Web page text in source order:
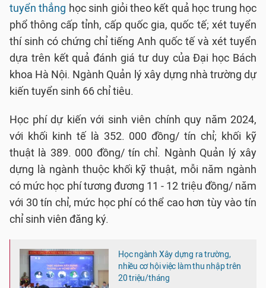
tuyển thẳng học sinh giỏi theo kết quả học trung học
phổ thông cấp tỉnh, cấp quốc gia, quốc tế; xét tuyển
thí sinh có chứng chỉ tiếng Anh quốc tế và xét tuyển
dựa trên kết quả đánh giá tư duy của Đại học Bách
khoa Hà Nội. Ngành Quản lý xây dựng nhà trường dự
kiến tuyển sinh 66 chỉ tiêu.
Học phí dự kiến với sinh viên chính quy năm 2024,
với khối kinh tế là 352. 000 đồng/ tín chỉ; khối kỹ
thuật là 389. 000 đồng/ tín chỉ. Ngành Quản lý xây
dựng là ngành thuộc khối kỹ thuật, mỗi năm ngành
có mức học phí tương đương 11 - 12 triệu đồng/ năm
với 30 tín chỉ, mức học phí có thể cao hơn tùy vào tín
chỉ sinh viên đăng ký.
Học ngành Xây dựng ra trường,
nhiều cơ hội việc làm thu nhập trên
20 triệu/tháng